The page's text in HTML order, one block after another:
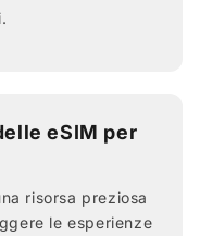
eSIM per
risorsa preziosa
le esperienze